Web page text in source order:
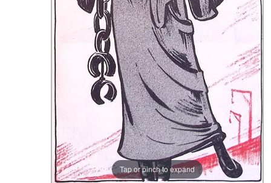
Tap or pinch to expand